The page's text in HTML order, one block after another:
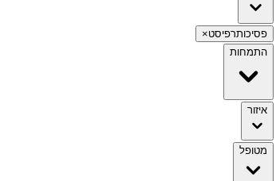
פסיכותרפיסט×
התמחות
איזור
מטופל